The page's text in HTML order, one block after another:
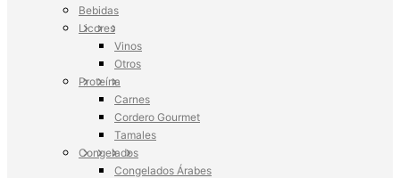
Bebidas
Licores
Vinos
Otros
Proteína
Carnes
Cordero Gourmet
Tamales
Congelados
Congelados Árabes